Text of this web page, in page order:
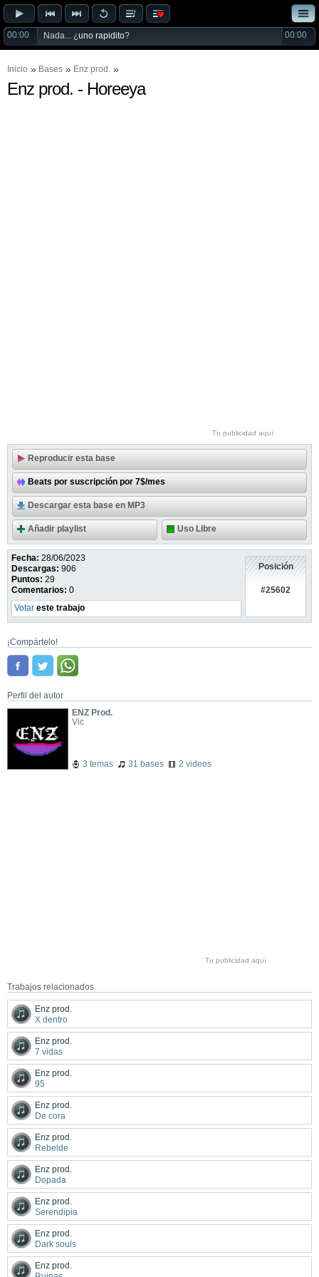
00:00 Nada... ¿uno rapidito? 00:00
Inicio Bases Enz prod.
Enz prod. - Horeeya
Tu publicidad aquí
Reproducir esta base
Beats por suscripción por 7$/mes
Descargar esta base en MP3
Añadir playlist Uso Libre
Fecha: 28/06/2023
Descargas: 906
Puntos: 29
Comentarios: 0
Votar este trabajo
Posición
#25602
¡Compártelo!
Perfil del autor
ENZ Prod.
Vic
3 temas 31 bases 2 videos
Tu publicidad aquí
Trabajos relacionados
Enz prod.
X dentro
Enz prod.
7 vidas
Enz prod.
95
Enz prod.
De cora
Enz prod.
Rebelde
Enz prod.
Dopada
Enz prod.
Serendipia
Enz prod.
Dark souls
Enz prod.